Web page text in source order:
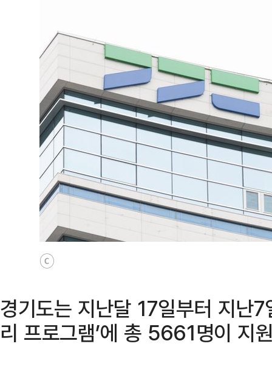
ⓒ
경기도는 지난달 17일부터 지난
리 프로그램’에 총 5661명이 지